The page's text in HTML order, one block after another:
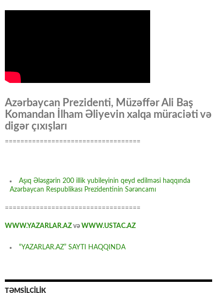
Azərbaycan Prezidenti, Müzəffər Ali Baş
Komandan İlham Əliyevin xalqa müraciəti və
digər çıxışları
===================================
Aşıq Ələsgərin 200 illik yubileyinin qeyd edilməsi haqqında
Azərbaycan Respublikası Prezidentinin Sərəncamı
===================================
WWW.YAZARLAR.AZ və WWW.USTAC.AZ
“YAZARLAR.AZ” SAYTI HAQQINDA
TƏMSİLÇİLİK